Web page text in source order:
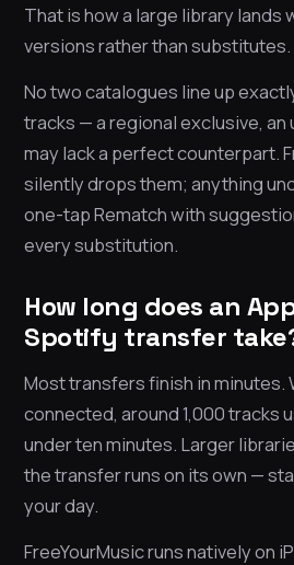
That is how a large library lands
versions rather than substitutes.
No two catalogues line up
tracks — a regional exclusive,
may lack a perfect counterpart.
silently drops them; anything
one-tap Rematch with
every substitution.
How long does an
Spotify transfer
Most transfers finish in minutes.
connected, around 1,000 tracks
under ten minutes. Larger
the transfer runs on its own —
your day.
FreeYourMusic runs natively on